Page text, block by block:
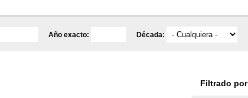
Año exacto: Década:
Filtrado por